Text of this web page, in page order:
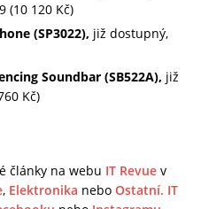
(10 120 Kč)
(SP3022), již dostupný,
Soundbar (SB522A), již
Kč)
články na webu IT Revue v
, Elektronika nebo Ostatní. IT